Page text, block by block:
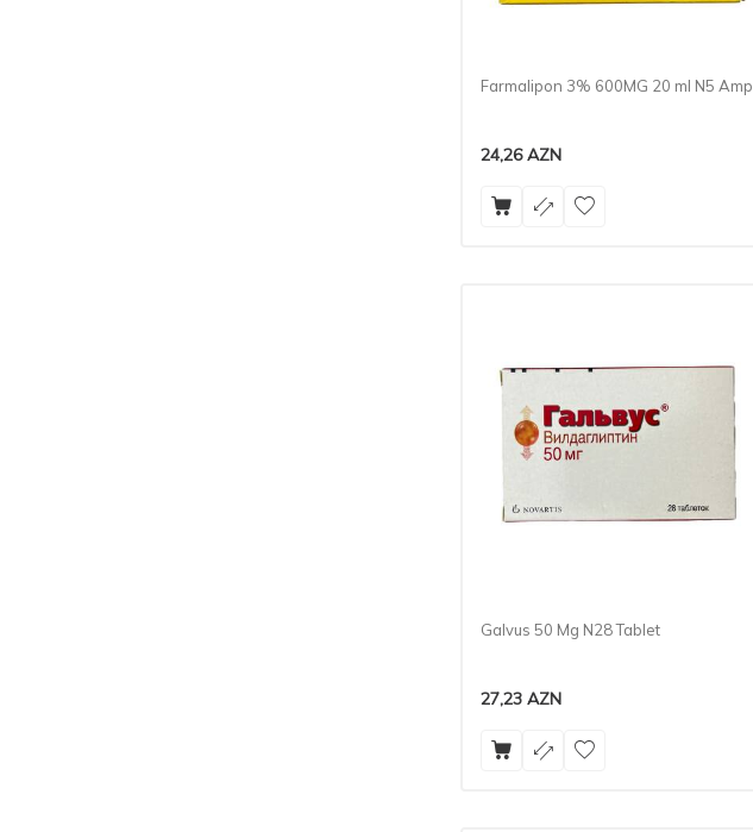
Farmalipon 3% 600MG 20 ml N5 Amp
24,26AZN
Galvus 50 Mg N28 Tablet
27,23 AZN